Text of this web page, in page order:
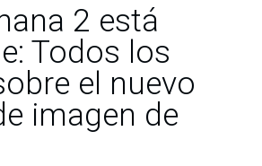
2 está
Todos los
el nuevo
imagen de